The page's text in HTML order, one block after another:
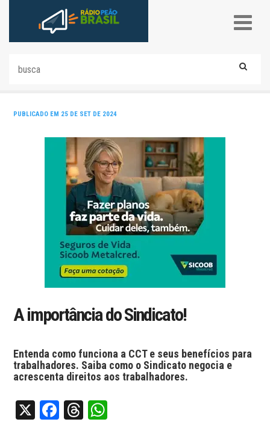
PUBLICADO EM 25 DE SET DE 2024
A importância do Sindicato!
Entenda como funciona a CCT e seus benefícios para
trabalhadores. Saiba como o Sindicato negocia e
acrescenta direitos aos trabalhadores.
X Facebook
Threads